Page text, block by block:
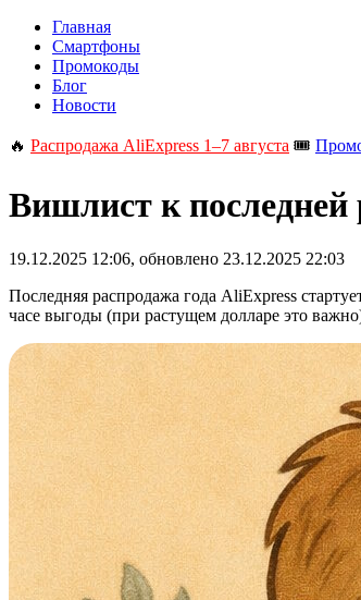
Главная
Смартфоны
Промокоды
Блог
Новости
🔥 Распродажа AliExpress 1–7 августа 🎟️
Вишлист к последней
19.12.2025 12:06, обновлено 23.12.2025 22:03
Последняя распродажа года AliExpress
часе выгоды (при растущем долларе это